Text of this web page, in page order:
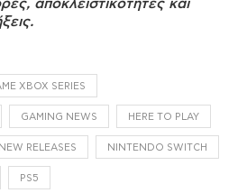
αποκλειστικότητες και
XBOX SERIES
GAMING NEWS HERE TO PLAY
NEW RELEASES NINTENDO SWITCH
PS5